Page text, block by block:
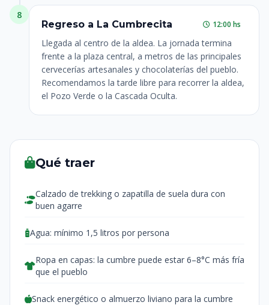
8
Regreso a La Cumbrecita
12:00 hs
Llegada al centro de la aldea. La jornada termina
frente a la plaza central, a metros de las principales
cervecerías artesanales y chocolaterías del pueblo.
Recomendamos la tarde libre para recorrer la aldea,
el Pozo Verde o la Cascada Oculta.
Qué traer
Calzado de trekking o zapatilla de suela dura con
buen agarre
Agua: mínimo 1,5 litros por persona
Ropa en capas: la cumbre puede estar 6–8°C más fría
que el pueblo
Snack energético o almuerzo liviano para la cumbre